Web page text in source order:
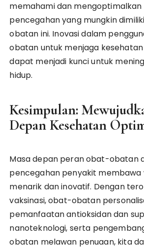
memahami dan mengoptimalkan
pencegahan yang mungkin
obatan ini. Inovasi dalam
obatan untuk menjaga
dapat menjadi kunci untuk
hidup.
Kesimpulan:
Depan Kesehatan
Masa depan peran obat-obatan
pencegahan penyakit membawa
menarik dan inovatif. Dengan
vaksinasi, obat-obatan
pemanfaatan antioksidan dan
nanoteknologi, serta
obatan melawan penuaan, kita